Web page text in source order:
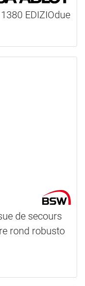
EDIZIOdue
de secours
rond robusto